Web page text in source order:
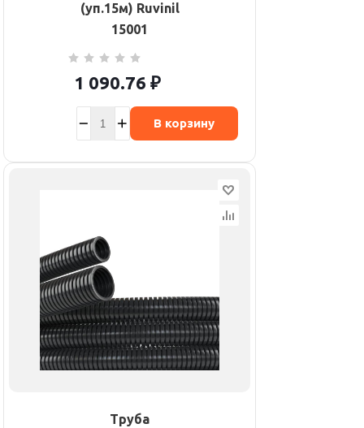
(уп.15м) Ruvinil
15001
1 090.76 ₽
В корзину
Труба